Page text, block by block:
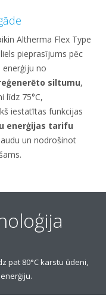
Altherma Flex Type
pieprasījums pēc
no
siltumu,
līdz 75°C,
iestatītas funkcijas
enerģijas tarifu
un nodrošinot
pat 80°C karstu ūdeni,